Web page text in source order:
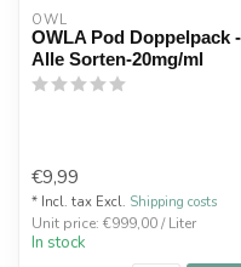
OWL
OWLA Pod Doppelpack -
Alle Sorten-20mg/ml
€9,99
* Incl. tax Excl. Shipping costs
Unit price: €999,00 / Liter
In stock